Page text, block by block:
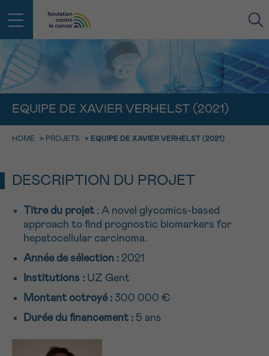
EQUIPE DE XAVIER VERHELST (2021)
HOME > PROJETS > EQUIPE DE XAVIER VERHELST (2021)
DESCRIPTION DU PROJET
Titre du projet : A novel glycomics-based
approach to find prognostic biomarkers for
hepatocellular carcinoma.
Année de sélection : 2021
Institutions : UZ Gent
Montant octroyé : 300 000 €
Durée du financement : 5 ans
PRÉNOM
FACE AU CANCER VOUS N’ÊTES
PAS SEUL
questions sur le cancer
Par téléphone
0800 15 801 lu-ve 9h à 18h
Via le formulaire de contact
En savoir plus sur Cancerinfo
aucun diagnostic
NOM
PRÉNOM
RETOUR
9h-11h
11h-13h
13h-16h